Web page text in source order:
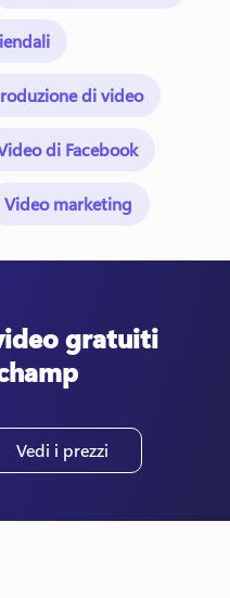
di video
di Facebook
Video marketing
gratuiti
Vedi i prezzi